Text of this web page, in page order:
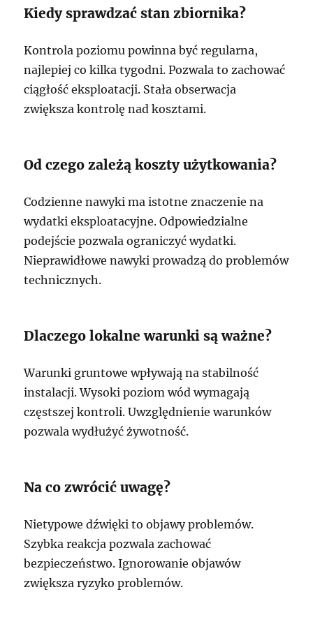
Kiedy sprawdzać stan zbiornika?
Kontrola poziomu powinna być regularna,
najlepiej co kilka tygodni. Pozwala to zachować
ciągłość eksploatacji. Stała obserwacja
zwiększa kontrolę nad kosztami.
Od czego zależą koszty użytkowania?
Codzienne nawyki ma istotne znaczenie na
wydatki eksploatacyjne. Odpowiedzialne
podejście pozwala ograniczyć wydatki.
Nieprawidłowe nawyki prowadzą do problemów
technicznych.
Dlaczego lokalne warunki są ważne?
Warunki gruntowe wpływają na stabilność
instalacji. Wysoki poziom wód wymagają
częstszej kontroli. Uwzględnienie warunków
pozwala wydłużyć żywotność.
Na co zwrócić uwagę?
Nietypowe dźwięki to objawy problemów.
Szybka reakcja pozwala zachować
bezpieczeństwo. Ignorowanie objawów
zwiększa ryzyko problemów.